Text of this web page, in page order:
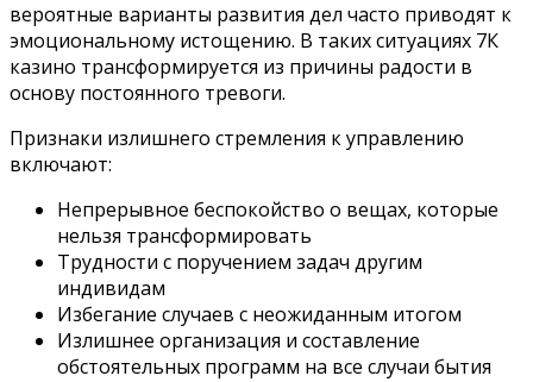
вероятные варианты развития дел часто приводят к
эмоциональному истощению. В таких ситуациях 7К
казино трансформируется из причины радости в
основу постоянного тревоги.
Признаки излишнего стремления к управлению
включают:
Непрерывное беспокойство о вещах, которые
нельзя трансформировать
Трудности с поручением задач другим
индивидам
Избегание случаев с неожиданным итогом
Излишнее организация и составление
обстоятельных программ на все случаи бытия